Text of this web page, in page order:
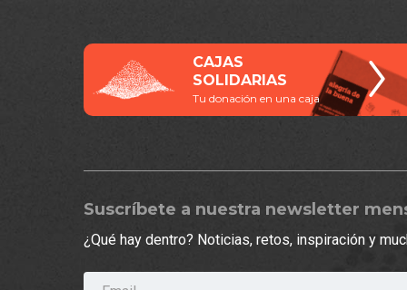
CAJAS
SOLIDARIAS
Tu donación en una caja
Suscríbete a nuestra newsletter
¿Qué hay dentro? Noticias, retos, inspiración y
Email